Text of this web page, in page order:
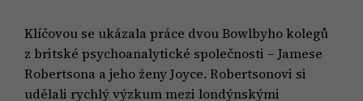
Klíčovou se ukázala práce dvou Bowlbyho kolegů
z britské psychoanalytické společnosti – Jamese
Robertsona a jeho ženy Joyce. Robertsonovi si
udělali rychlý výzkum mezi londýnskými